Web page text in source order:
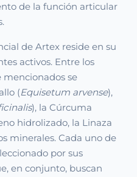
de la función articular
de Artex reside en su
activos. Entre los
se
(Equisetum arvense),
), la Cúrcuma
hidrolizado, la Linaza
minerales. Cada uno de
por sus
en conjunto, buscan